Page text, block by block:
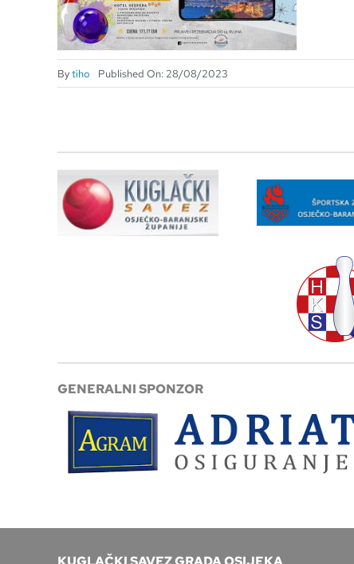
Bytiho Published On: 28/08/2023
GENERALNI SPONZOR